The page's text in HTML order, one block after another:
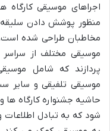
اجراهای موسیقی
منظور پوشش دادن سلیقه
مخاطبان طراحی شده
موسیقی مختلف از
پردازند که شامل
موسیقی تلفیقی و سایر
حاشیه جشنواره کارگاه
شود که به تبادل اطلاعات